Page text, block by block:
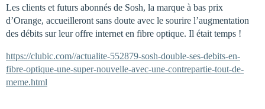
Les clients et futurs abonnés de Sosh, la marque à bas prix
d’Orange, accueilleront sans doute avec le sourire l’augmentation
des débits sur leur offre internet en fibre optique. Il était temps !
https://clubic.com//actualite-552879-sosh-double-ses-debits-en-
fibre-optique-une-super-nouvelle-avec-une-contrepartie-tout-de-
meme.html